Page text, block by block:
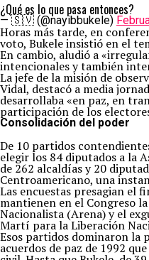
¿Qué es lo que pasa entonces?
— 🇸🇻 (@nayibbukele)
Horas más tarde, en
voto, Bukele insistió en el
En cambio, aludió a
intencionales y también
La jefe de la misión de
Vidal, destacó a media
desarrollaba «en paz, en
participación de los
Consolidación del poder
De 10 partidos
elegir los 84 diputados a la
de 262 alcaldías y 20
Centroamericano, una
Las encuestas presagian el
mantienen en el Congreso
Nacionalista (Arena) y el
Martí para la Liberación
Esos partidos dominaron la
acuerdos de paz de 1992